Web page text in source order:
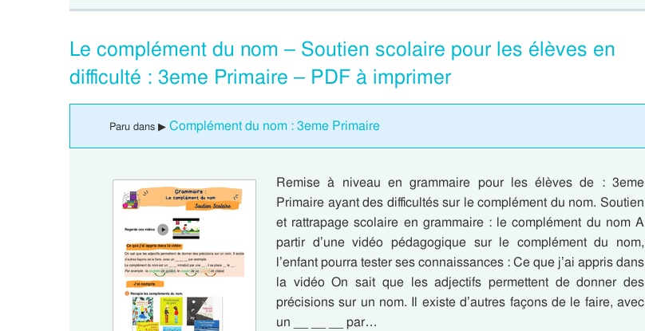
Le complément du nom – Soutien scolaire pour les élèves en
difficulté : 3eme Primaire – PDF à imprimer
Paru dans ▶ Complément du nom : 3eme Primaire
Remise à niveau en grammaire pour les élèves de : 3eme
Primaire ayant des difficultés sur le complément du nom. Soutien
et rattrapage scolaire en grammaire : le complément du nom A
partir d’une vidéo pédagogique sur le complément du nom,
l’enfant pourra tester ses connaissances : Ce que j’ai appris dans
la vidéo On sait que les adjectifs permettent de donner des
précisions sur un nom. Il existe d’autres façons de le faire, avec
un __ __ __ par…